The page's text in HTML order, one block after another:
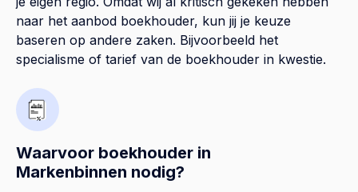
naar het aanbod boekhouder, kun jij je keuze
baseren op andere zaken. Bijvoorbeeld het
specialisme of tarief van de boekhouder in kwestie.
Waarvoor boekhouder in
Markenbinnen nodig?